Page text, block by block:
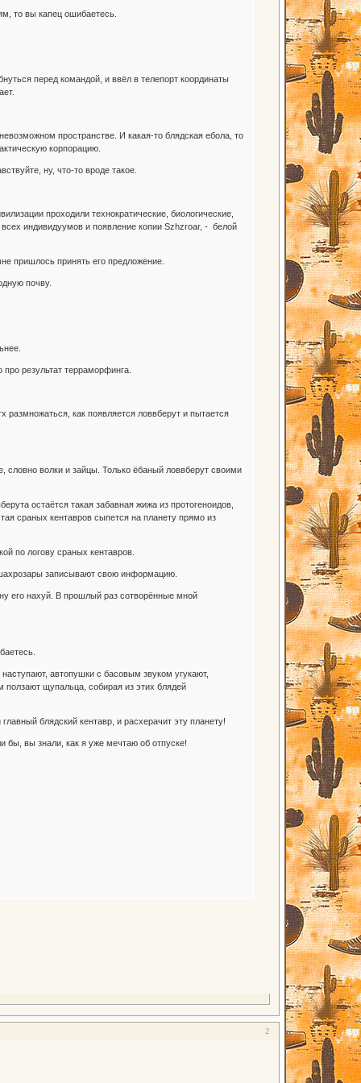
то вы капец ошибаетесь.
перед командой, и ввёл в телепорт координаты
пространстве. И какая-то блядская ебола, то
корпорацию.
ну, что-то вроде такое.
проходили технократические, биологические,
индивидуумов и появление копии Szhzroar, - белой
пришлось принять его предложение.
почву.
результат терраморфинга.
размножаться, как появляется ловвберут и пытается
словно волки и зайцы. Только ёбаный ловвберут своими
остаётся такая забавная жижа из протогеноидов,
сраных кентавров сыпется на планету прямо из
по логову сраных кентавров.
записывают свою информацию.
его нахуй. В прошлый раз сотворённые мной
автопушки с басовым звуком угукают,
щупальца, собирая из этих блядей
блядский кентавр, и расхерачит эту планету!
бы, вы знали, как я уже мечтаю об отпуске!
2